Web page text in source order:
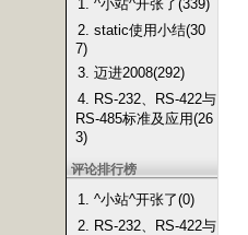
1. ^小站^开张了(339)
2. static使用小结(30
7)
3. 迈进2008(292)
4. RS-232、RS-422与
RS-485标准及应用(26
3)
评论排行榜
1. ^小站^开张了(0)
2. RS-232、RS-422与